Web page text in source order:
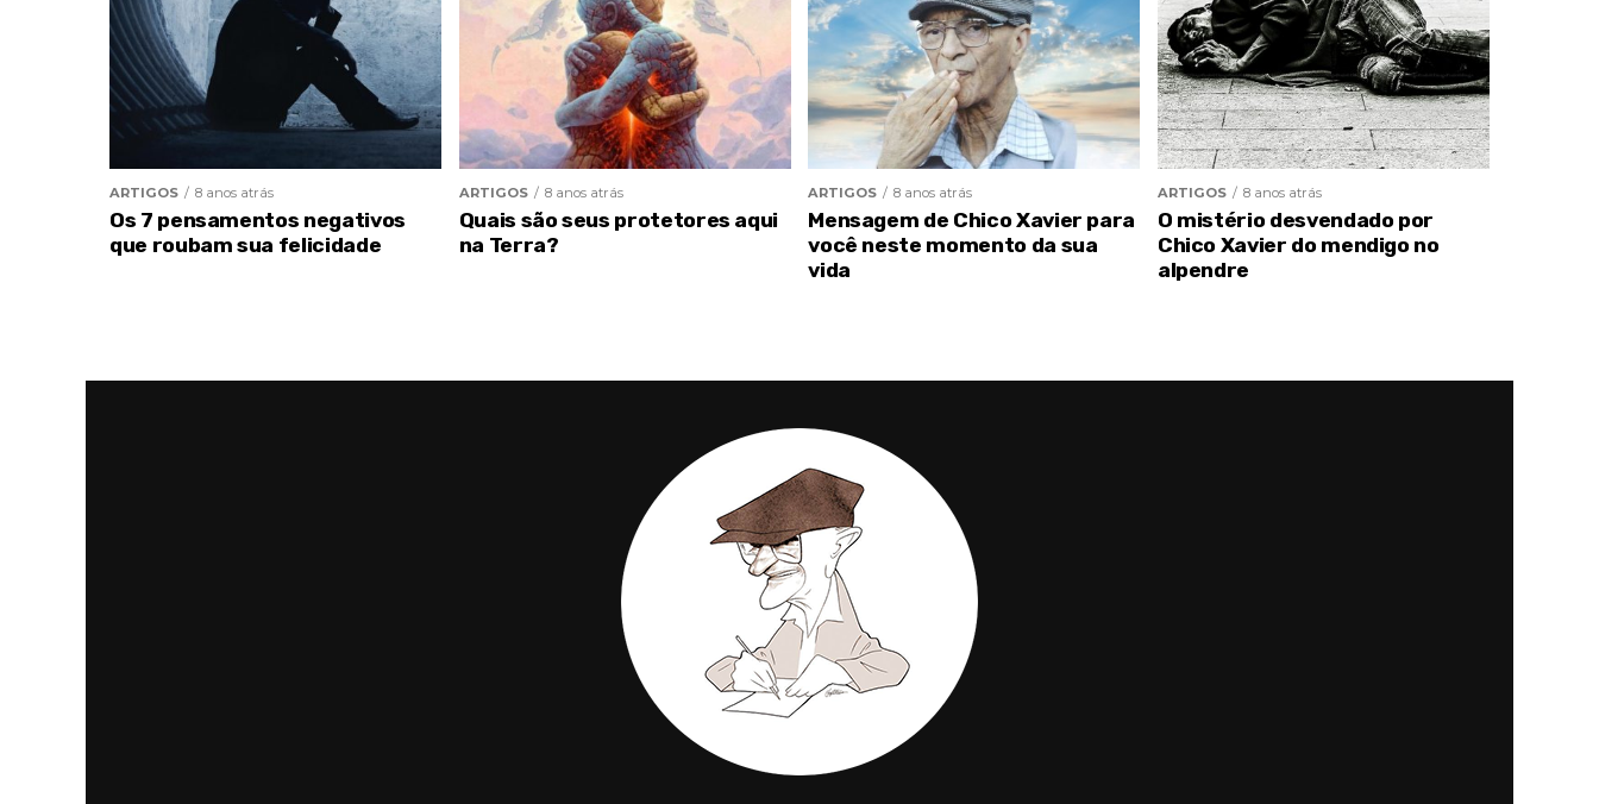
ARTIGOS 8 anos atrás
Os 7 pensamentos negativos
que roubam sua felicidade
ARTIGOS 8 anos atrás
Quais são seus protetores aqui
na Terra?
ARTIGOS 8 anos atrás
Mensagem de Chico Xavier para
você neste momento da sua
vida
ARTIGOS 8 anos atrás
O mistério desvendado por
Chico Xavier do mendigo no
alpendre